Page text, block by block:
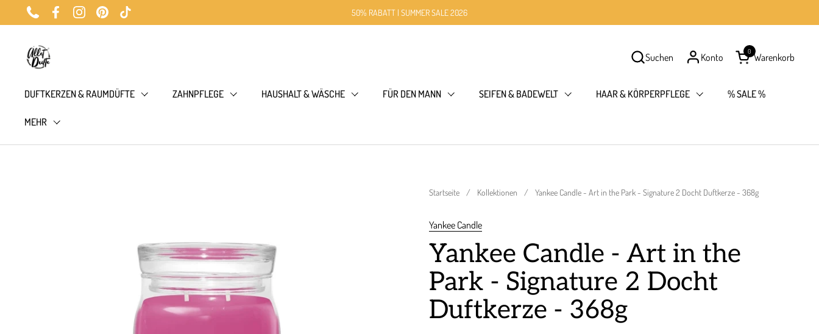
Zum Inhalt springen
PhoneFacebookInstagramPinterestTikTok
50% RABATT | SUMMER SALE 2026
Suchen Konto
Warenkorb öffnen
Warenkorb
0
DUFTKERZEN & RAUMDÜFTE ZAHNPFLEGE HAUSHALT & WÄSCHE FÜR DEN MANN SEIFEN & BADEWELT HAAR & KÖRPERPFLEGE % SALE %
MEHR
Startseite / Kollektionen / Yankee Candle - Art in the Park - Signature 2 Docht Duftkerze - 368g
Yankee Candle
Yankee Candle - Art in the
Park - Signature 2 Docht
Duftkerze - 368g